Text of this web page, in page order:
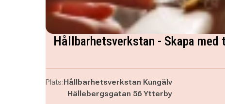
Hållbarhetsverkstan - Skapa med
Plats:Hållbarhetsverkstan Kungälv
Hällebergsgatan 56 Ytterby